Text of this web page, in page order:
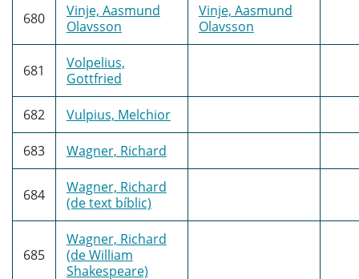
680
Vinje, Aasmund
Olavsson
Vinje, Aasmund
Olavsson
681
Volpelius,
Gottfried
682 Vulpius, Melchior
683 Wagner, Richard
684
Wagner, Richard
(de text bíblic)
685
Wagner, Richard
(de William
Shakespeare)